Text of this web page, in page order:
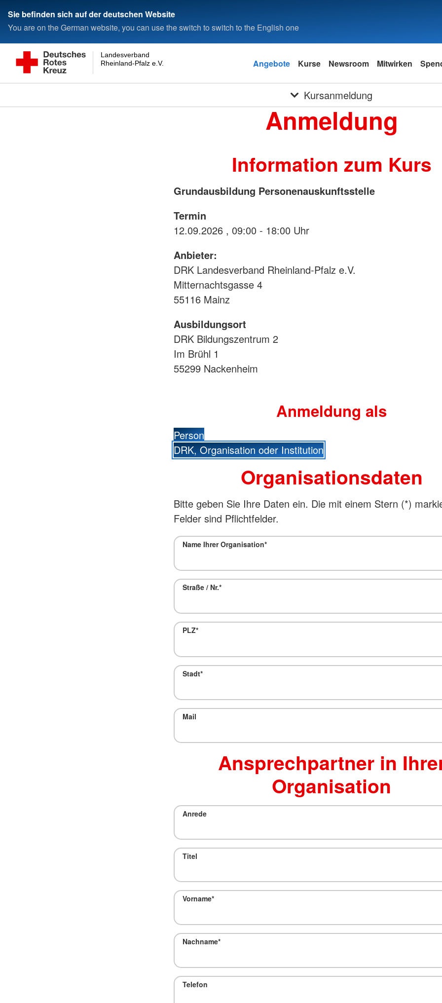
Sie befinden sich auf der deutschen Website
You are on the German website, you can use the switch to switch to the English one
Rheinland-Pfalz e.V.
Landesverband
Angebote Kurse Newsroom Mitwirken
Kursanmeldung
Anmeldung
Information zum Kurs
Grundausbildung Personenauskunftsstelle
Termin
12.09.2026 , 09:00 - 18:00 Uhr
Anbieter:
DRK Landesverband Rheinland-Pfalz e.V.
Mitternachtsgasse 4
55116 Mainz
Ausbildungsort
DRK Bildungszentrum 2
Im Brühl 1
55299 Nackenheim
Anmeldung als
Person
DRK, Organisation oder Institution
Organisationsdaten
Bitte geben Sie Ihre Daten ein. Die mit einem Stern (*)
Felder sind Pflichtfelder.
Name Ihrer Organisation*
Straße / Nr.*
PLZ*
Stadt*
Mail
Ansprechpartner in
Organisation
Anrede
Titel
Vorname*
Nachname*
Telefon